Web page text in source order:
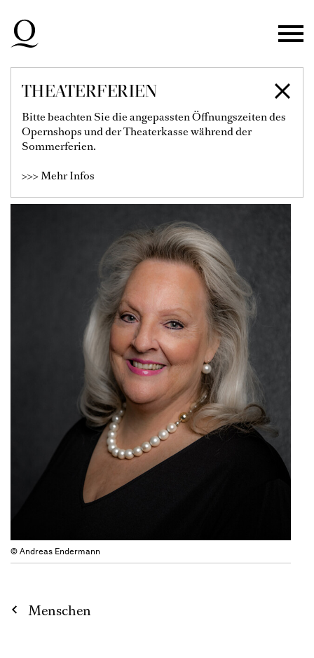
Zur Hauptnavigation springen
Zum Hauptinhalt springen
Zum Footer springen
THEATERFERIEN
Bitte beachten Sie die angepassten Öffnungszeiten des
Opernshops und der Theaterkasse während der
Sommerferien.
>>> Mehr Infos
LINDA WATSON
Meisterkurs Leitung
© Andreas Endermann
Menschen